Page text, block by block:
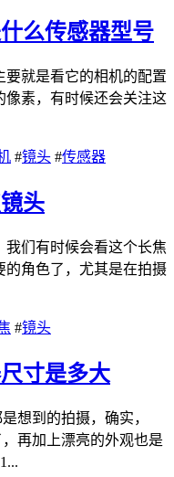
么传感器型号
就是看它的相机的配置
像素，有时候还会关注这
#镜头 #传感器
头
们有时候会看这个长焦
的角色了，尤其是在拍摄
#镜头
寸是多大
想到的拍摄，确实，
再加上漂亮的外观也是